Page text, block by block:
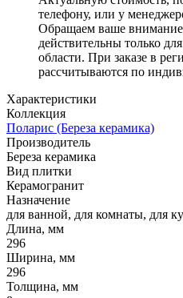
телефону, или у
Обращаем ваше
действительны только
области. При заказе в
рассчитываются по
Характеристики
Коллекция
Поларис (Береза керамика)
Производитель
Береза керамика
Вид плитки
Керамогранит
Назначение
для ванной, для комнаты, для
Длина, мм
296
Ширина, мм
296
Толщина, мм